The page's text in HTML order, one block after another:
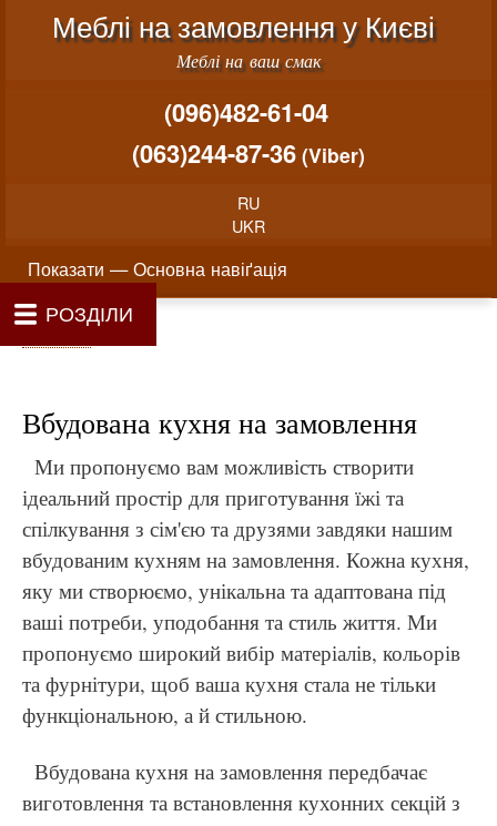
Перейти до основного
Меню облікового запису користувача
Меблі на замовлення у Києві
Меблі на ваш смак
(096)482-61-04
(063)244-87-36 (Viber)
RU
UKR
Основна навіґація
Показати — Основна навіґація
Як проводиться замовлення меблів
Вартість виготовлення меблів
Рядок навіґації
Головна
Вбудована кухня на замовлення
Ми пропонуємо вам можливість створити
ідеальний простір для приготування їжі та
спілкування з сім'єю та друзями завдяки нашим
вбудованим кухням на замовлення. Кожна кухня,
яку ми створюємо, унікальна та адаптована під
ваші потреби, уподобання та стиль життя. Ми
пропонуємо широкий вибір матеріалів, кольорів
та фурнітури, щоб ваша кухня стала не тільки
функціональною, а й стильною.
Вбудована кухня на замовлення передбачає
виготовлення та встановлення кухонних секцій з
РОЗДІЛИ